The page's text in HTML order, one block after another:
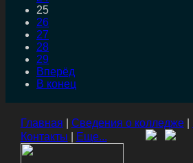
25
26
27
28
29
Вперёд
В конец
Главная Сведения о колледже|
Контакты
Еще...